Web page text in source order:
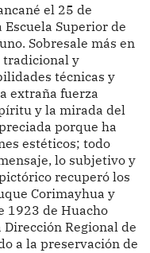
el 25 de
Superior de
Sobresale más en
y
técnicas y
extraña fuerza
y la mirada del
porque ha
estéticos; todo
lo subjetivo y
recuperó los
Corimayhua y
1923 de Huacho
Regional de
a la preservación de